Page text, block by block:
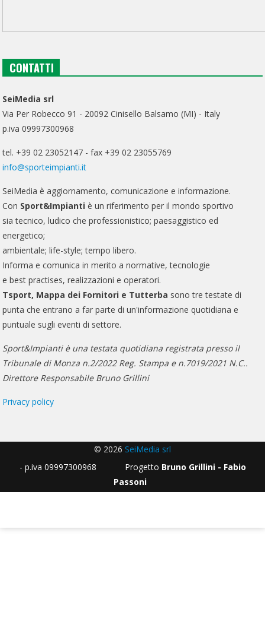
CONTATTI
SeiMedia srl
Via Per Robecco 91 - 20092 Cinisello Balsamo (MI) - Italy
p.iva 09997300968
tel. +39 02 23052147 - fax +39 02 23055769
info@sporteimpianti.it
SeiMedia è aggiornamento, comunicazione e informazione.
Con Sport&Impianti è un riferimento per il mondo sportivo
sia tecnico, ludico che professionistico; paesaggistico ed
energetico;
ambientale; life-style; tempo libero.
Informa e comunica in merito a normative, tecnologie
e best practises, realizzazioni e operatori.
Tsport, Mappa dei Fornitori e Tutterba sono tre testate di
punta che entrano a far parte di un'informazione quotidiana e
puntuale sugli eventi di settore.
Sport&Impianti è una testata quotidiana registrata presso il
Tribunale di Monza n.2/2022 Reg. Stampa e n.7019/2021 N.C..
Direttore Responsabile Bruno Grillini
Privacy policy
© 2026 SeiMedia srl
- p.iva 09997300968 Progetto Bruno Grillini - Fabio
Passoni